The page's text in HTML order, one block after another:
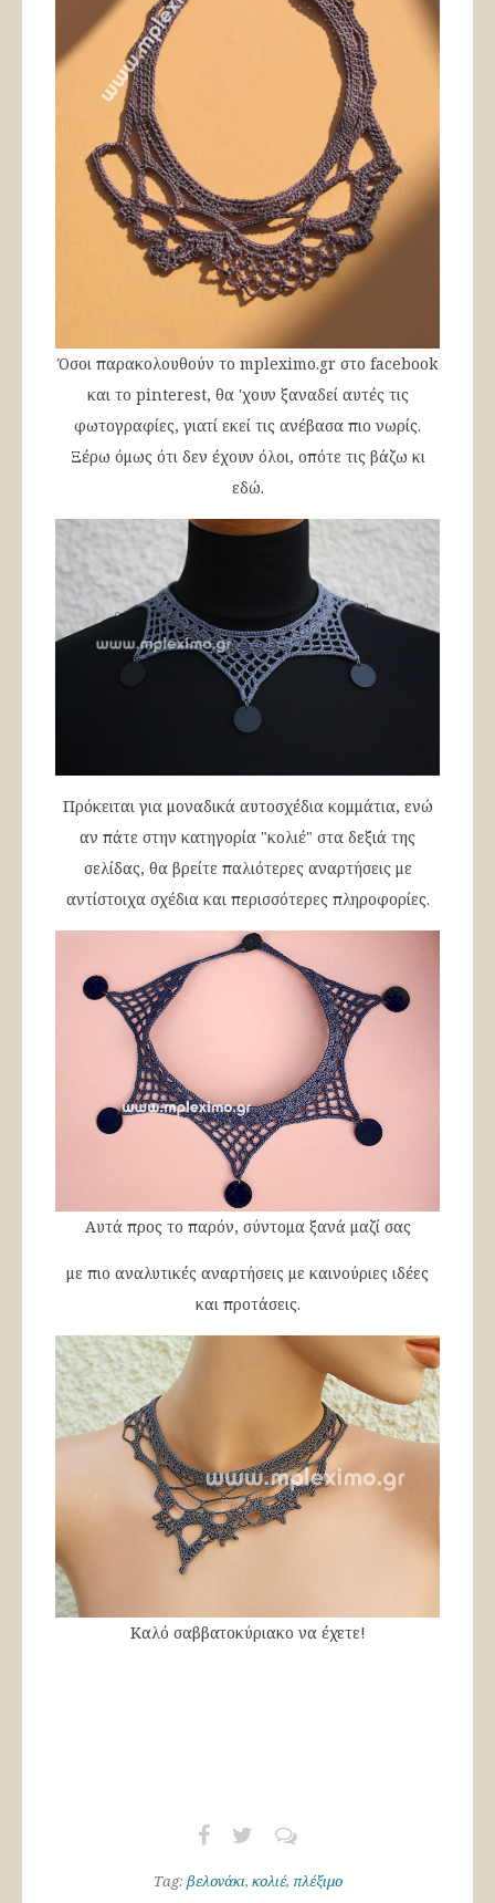
Όσοι παρακολουθούν το mpleximo.gr στο facebook
και το pinterest, θα 'χουν ξαναδεί αυτές τις
φωτογραφίες, γιατί εκεί τις ανέβασα πιο νωρίς.
Ξέρω όμως ότι δεν έχουν όλοι, οπότε τις βάζω κι
εδώ.
Πρόκειται για μοναδικά αυτοσχέδια κομμάτια, ενώ
αν πάτε στην κατηγορία "κολιέ" στα δεξιά της
σελίδας, θα βρείτε παλιότερες αναρτήσεις με
αντίστοιχα σχέδια και περισσότερες πληροφορίες.
Αυτά προς το παρόν, σύντομα ξανά μαζί σας
με πιο αναλυτικές αναρτήσεις με καινούριες ιδέες
και προτάσεις.
Καλό σαββατοκύριακο να έχετε!
Tag: βελονάκι, κολιέ, πλέξιμο